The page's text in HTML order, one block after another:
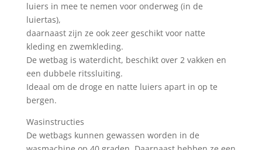
luiers in mee te nemen voor onderweg (in de
luiertas),
daarnaast zijn ze ook zeer geschikt voor natte
kleding en zwemkleding.
De wetbag is waterdicht, beschikt over 2 vakken en
een dubbele ritssluiting.
Ideaal om de droge en natte luiers apart in op te
bergen.
Wasinstructies
De wetbags kunnen gewassen worden in de